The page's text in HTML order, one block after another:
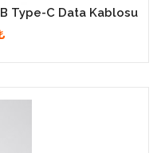
Type-C Data Kablosu